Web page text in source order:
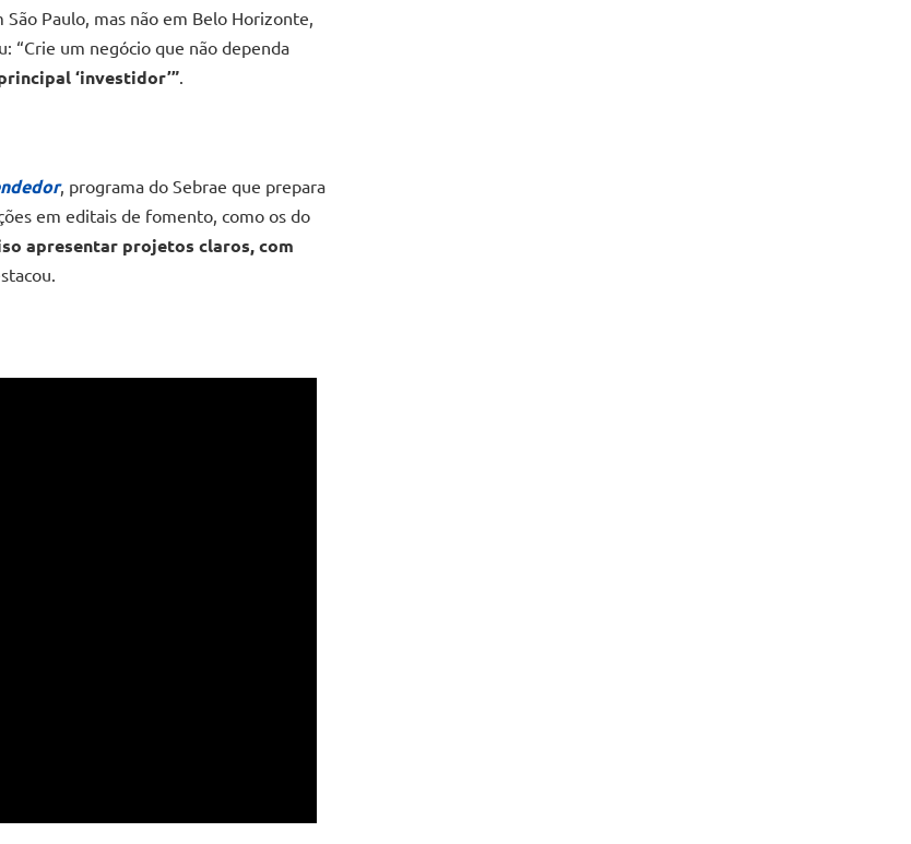
Paulo, mas não em Belo Horizonte,
“Crie um negócio que não dependa
‘investidor’”
, programa do Sebrae que prepara
em editais de fomento, como os do
apresentar projetos claros, com